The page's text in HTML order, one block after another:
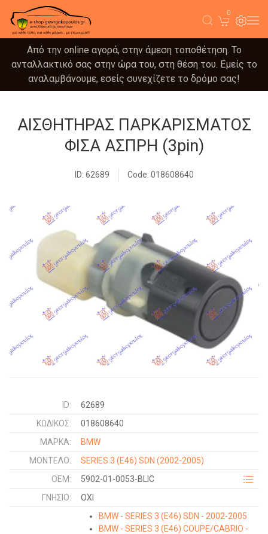
0
Από την online αγορά, στην άμεση τοποθέτηση. Το
ανταλλακτικό σας στην ώρα του, στη θέση του. Εμείς το
αναλαμβάνουμε, εσείς συνεχίζετε το δρόμο σας!
ΑΙΣΘΗΤΗΡΑΣ ΠΑΡΚΑΡΙΣΜΑΤΟΣ
ΦΙΣΑ ΑΣΠΡΗ (3pin)
ID: 62689 Code: 018608640
ID:
62689
ΚΩΔΙΚΌΣ:
018608640
ΜΑΡΚΑ:
BMW
ΜΟΝΤΕΛΟ:
SERIES 3 (E46) SDN (2002-2005)
OEM:
5902-01-0053-BLIC
ΓΝΉΣΙΟ:
ΟΧΙ
BMW - SERIES 3 (E46) SDN - 2002-2005
BMW - SERIES 3 (E46) COUPE/CABRIO -